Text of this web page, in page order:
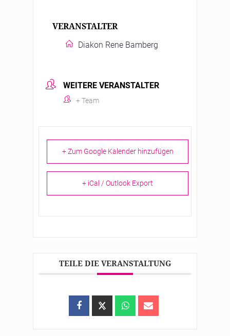
VERANSTALTER
Diakon Rene Bamberg
WEITERE VERANSTALTER
+ Team
+ Zum Google Kalender hinzufügen
+ iCal / Outlook Export
TEILE DIE VERANSTALTUNG